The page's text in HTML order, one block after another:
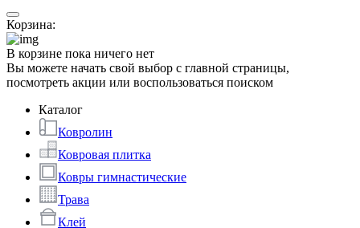
Корзина:
В корзине пока ничего нет
Вы можете начать свой выбор с главной страницы,
посмотреть акции или воспользоваться поиском
Каталог
Ковролин
Ковровая плитка
Ковры гимнастические
Трава
Клей